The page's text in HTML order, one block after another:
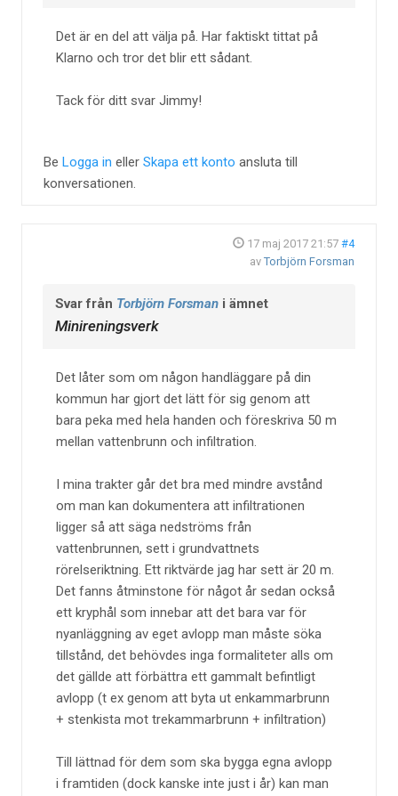
Det är en del att välja på. Har faktiskt tittat på
Klarno och tror det blir ett sådant.
Tack för ditt svar Jimmy!
Be Logga in eller Skapa ett konto ansluta till
konversationen.
17 maj 2017 21:57 #4
av Torbjörn Forsman
Svar från Torbjörn Forsman i ämnet
Minireningsverk
Det låter som om någon handläggare på din
kommun har gjort det lätt för sig genom att
bara peka med hela handen och föreskriva 50 m
mellan vattenbrunn och infiltration.
I mina trakter går det bra med mindre avstånd
om man kan dokumentera att infiltrationen
ligger så att säga nedströms från
vattenbrunnen, sett i grundvattnets
rörelseriktning. Ett riktvärde jag har sett är 20 m.
Det fanns åtminstone för något år sedan också
ett kryphål som innebar att det bara var för
nyanläggning av eget avlopp man måste söka
tillstånd, det behövdes inga formaliteter alls om
det gällde att förbättra ett gammalt befintligt
avlopp (t ex genom att byta ut enkammarbrunn
+ stenkista mot trekammarbrunn + infiltration)
Till lättnad för dem som ska bygga egna avlopp
i framtiden (dock kanske inte just i år) kan man